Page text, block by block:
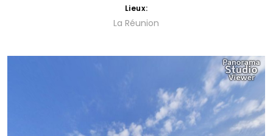
Lieux:
La Réunion